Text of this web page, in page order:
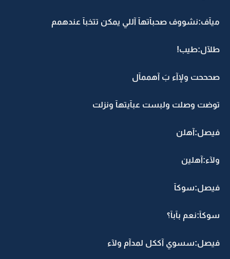
ميآف:نشووف صحبآتهآ آللي يمكن تتخبآ عندهمم
طلآل:طيب!
صحححت ولإآء بَ آهممآل
توضت وصلت ولبست عبآيتهآ ونزلت
فيصل:آهلن
ولآء:آهلين
فيصل:سوكآ
سوكآ:نعم بآبآ؟
فيصل:سسوي آككل لمدآم ولآء